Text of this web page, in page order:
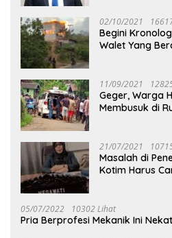
02/10/2021
Begini
Walet Yang
11/09/2021
Geger, Warga
Membusuk di
21/07/2021
Masalah di
Kotim Harus
05/07/2022 10302 Lihat
Pria Berprofesi Mekanik Ini